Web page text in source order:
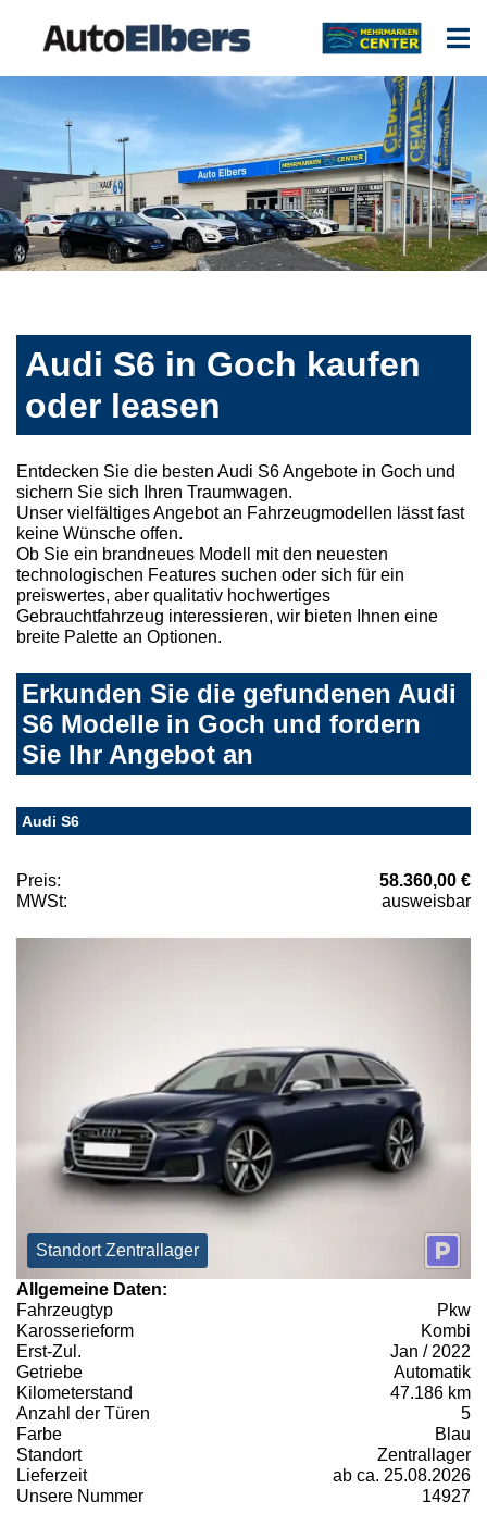
Audi S6 in Goch kaufen
oder leasen
Entdecken Sie die besten Audi S6 Angebote in Goch und
sichern Sie sich Ihren Traumwagen.
Unser vielfältiges Angebot an Fahrzeugmodellen lässt fast
keine Wünsche offen.
Ob Sie ein brandneues Modell mit den neuesten
technologischen Features suchen oder sich für ein
preiswertes, aber qualitativ hochwertiges
Gebrauchtfahrzeug interessieren, wir bieten Ihnen eine
breite Palette an Optionen.
Erkunden Sie die gefundenen Audi
S6 Modelle in Goch und fordern
Sie Ihr Angebot an
Audi S6
Preis:
58.360,00 €
MWSt:
ausweisbar
Standort Zentrallager
Allgemeine Daten:
Fahrzeugtyp
Pkw
Karosserieform
Kombi
Erst-Zul.
Jan / 2022
Getriebe
Automatik
Kilometerstand
47.186 km
Anzahl der Türen
5
Farbe
Blau
Standort
Zentrallager
Lieferzeit
ab ca. 25.08.2026
Unsere Nummer
14927